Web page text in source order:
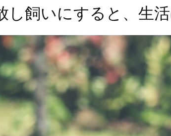
し飼いにすると、生